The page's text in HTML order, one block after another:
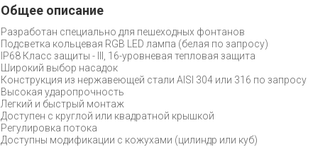
Общее описание
Разработан специально для пешеходных фонтанов
Подсветка кольцевая RGB LED лампа (белая по запросу)
IP68 Класс защиты - III, 16-уровневая тепловая защита
Широкий выбор насадок
Конструкция из нержавеющей стали AISI 304 или 316 по запросу
Высокая ударопрочность
Легкий и быстрый монтаж
Доступен с круглой или квадратной крышкой
Регулировка потока
Доступны модификации с кожухами (цилиндр или куб)